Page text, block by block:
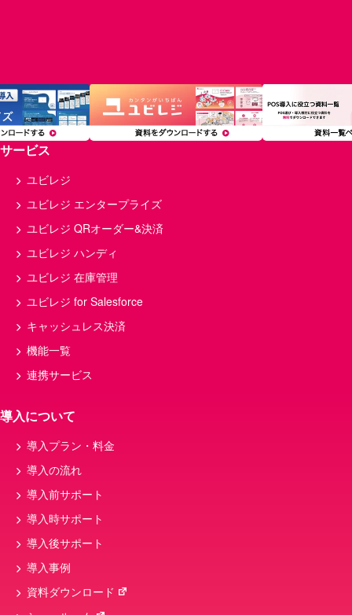
サービス
ユビレジ
ユビレジ エンタープライズ
ユビレジ QRオーダー&決済
ユビレジ ハンディ
ユビレジ 在庫管理
ユビレジ for Salesforce
キャッシュレス決済
機能一覧
連携サービス
導入について
導入プラン・料金
導入の流れ
導入前サポート
導入時サポート
導入後サポート
導入事例
資料ダウンロード